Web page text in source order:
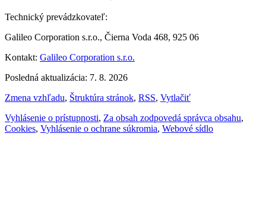
Technický prevádzkovateľ:
Galileo Corporation s.r.o., Čierna Voda 468, 925 06
Kontakt: Galileo Corporation s.r.o.
Posledná aktualizácia: 7. 8. 2026
Zmena vzhľadu, Štruktúra stránok, RSS, Vytlačiť
Vyhlásenie o prístupnosti, Za obsah zodpovedá správca obsahu,
Cookies, Vyhlásenie o ochrane súkromia, Webové sídlo